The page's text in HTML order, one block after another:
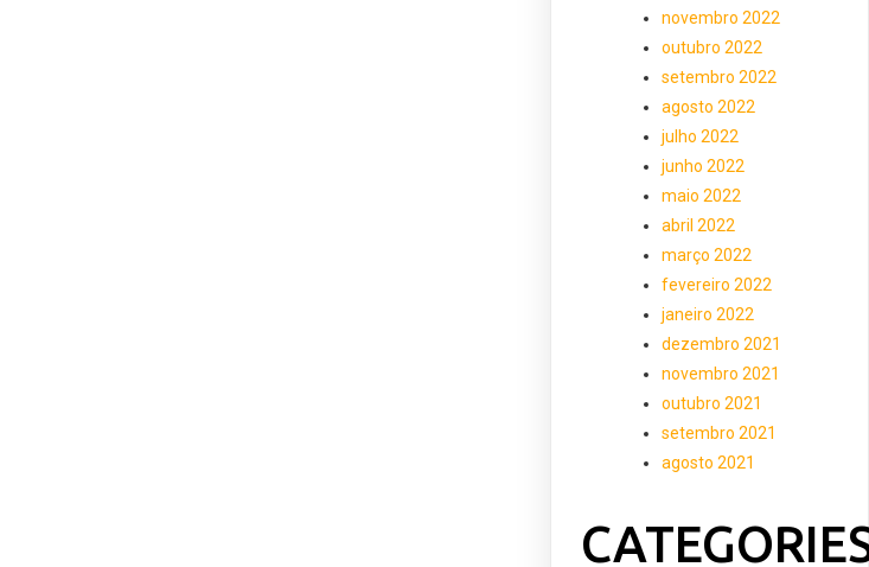
novembro 2022
outubro 2022
setembro 2022
agosto 2022
julho 2022
junho 2022
maio 2022
abril 2022
março 2022
fevereiro 2022
janeiro 2022
dezembro 2021
novembro 2021
outubro 2021
setembro 2021
agosto 2021